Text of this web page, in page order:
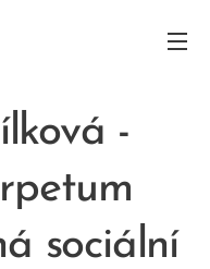
-
sociální